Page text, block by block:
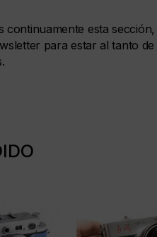
continuamente esta
para estar al tanto